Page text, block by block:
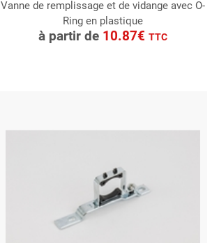
Vanne de remplissage et de vidange avec O-
Ring en plastique
à partir de 10.87€TTC
CONSULTER
Demande de devis